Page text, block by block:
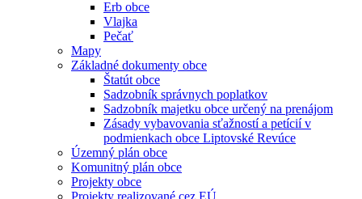
Erb obce
Vlajka
Pečať
Mapy
Základné dokumenty obce
Štatút obce
Sadzobník správnych poplatkov
Sadzobník majetku obce určený na prenájom
Zásady vybavovania sťažností a petícií v
podmienkach obce Liptovské Revúce
Územný plán obce
Komunitný plán obce
Projekty obce
Projekty realizované cez EÚ